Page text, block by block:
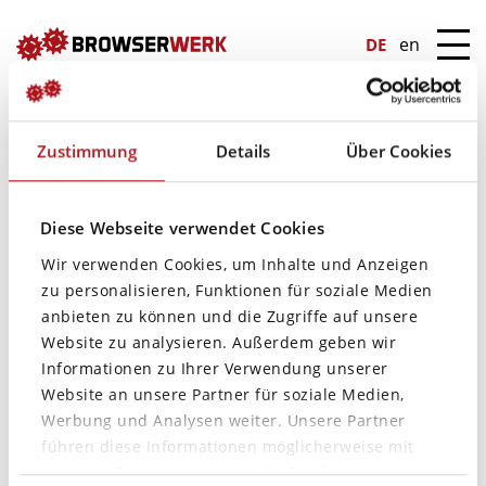
Zustimmung Details Über Cookies
Diese Webseite verwendet Cookies
Wir verwenden Cookies, um Inhalte und Anzeigen
zu personalisieren, Funktionen für soziale Medien
anbieten zu können und die Zugriffe auf unsere
Website zu analysieren. Außerdem geben wir
Informationen zu Ihrer Verwendung unserer
Website an unsere Partner für soziale Medien,
Werbung und Analysen weiter. Unsere Partner
führen diese Informationen möglicherweise mit
weiteren Daten zusammen, die Sie ihnen
DE en
Danke für Dein
Interesse und
willkommen beim OMT-